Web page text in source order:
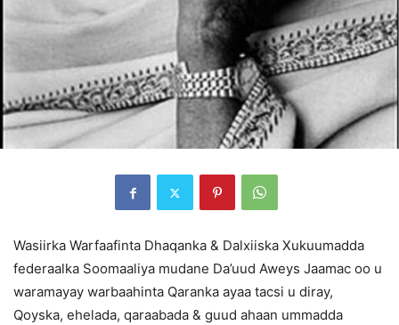
Wasiirka Warfaafinta Dhaqanka & Dalxiiska Xukuumadda
federaalka Soomaaliya mudane Da’uud Aweys Jaamac oo u
waramayay warbaahinta Qaranka ayaa tacsi u diray,
Qoyska, ehelada, qaraabada & guud ahaan ummadda